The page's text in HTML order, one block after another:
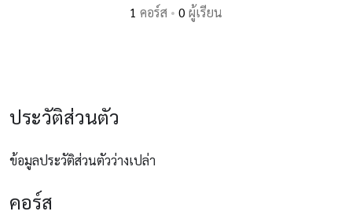
1 คอร์ส • 0 ผู้เรียน
ประวัติส่วนตัว
ข้อมูลประวัติส่วนตัวว่างเปล่า
คอร์ส